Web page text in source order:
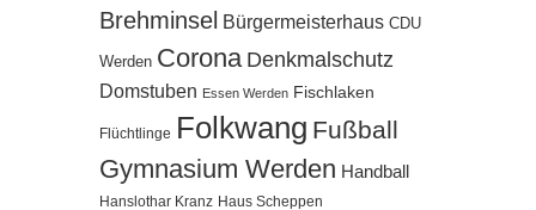
Brehminsel Bürgermeisterhaus CDU
Werden Corona Denkmalschutz
Domstuben Essen Werden Fischlaken
Flüchtlinge Folkwang Fußball
Gymnasium Werden Handball
Hanslothar Kranz Haus Scheppen